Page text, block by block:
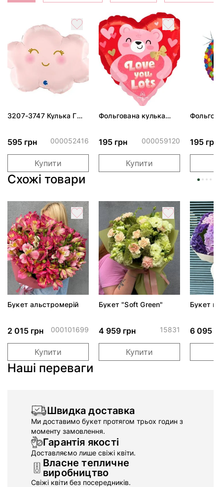
3207-3747 Кулька Г
595 грн 000052416
Купити
Фольгована кулька
195 грн 000059120
Купити
195 грн
Схожі товари
Букет альстромерій
2 015 грн 000101699
Купити
Букет "Soft Green"
4 959 грн 15831
Купити
Букет
6 095
Наші переваги
Швидка доставка
Ми доставимо букет протягом трьох годин з
моменту замовлення.
Гарантія якості
Доставляємо лише свіжі квіти.
Власне тепличне
виробництво
Свіжі квіти без посередників.